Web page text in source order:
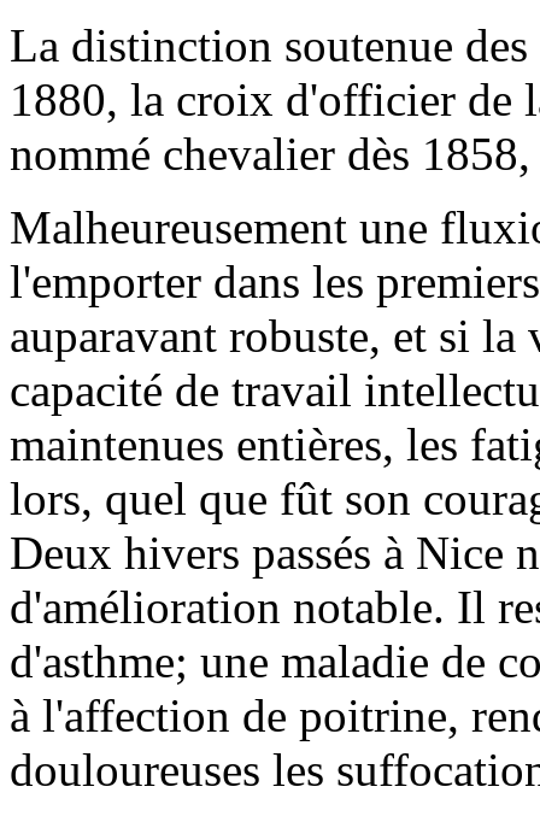
La distinction soutenue
1880, la croix d'officier de
nommé chevalier dès
Malheureusement une
l'emporter dans les
auparavant robuste, et si la
capacité de travail
maintenues entières, les
lors, quel que fût son
Deux hivers passés à Nice
d'amélioration notable. Il
d'asthme; une maladie de
à l'affection de poitrine,
douloureuses les